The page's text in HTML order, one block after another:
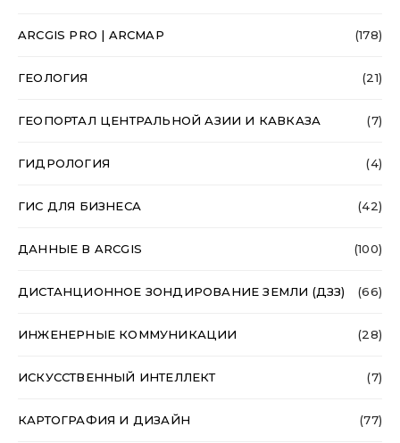
ARCGIS PRO | ARCMAP (178)
ГЕОЛОГИЯ (21)
ГЕОПОРТАЛ ЦЕНТРАЛЬНОЙ АЗИИ И КАВКАЗА (7)
ГИДРОЛОГИЯ (4)
ГИС ДЛЯ БИЗНЕСА (42)
ДАННЫЕ В ARCGIS (100)
ДИСТАНЦИОННОЕ ЗОНДИРОВАНИЕ ЗЕМЛИ (ДЗЗ) (66)
ИНЖЕНЕРНЫЕ КОММУНИКАЦИИ (28)
ИСКУССТВЕННЫЙ ИНТЕЛЛЕКТ (7)
КАРТОГРАФИЯ И ДИЗАЙН (77)